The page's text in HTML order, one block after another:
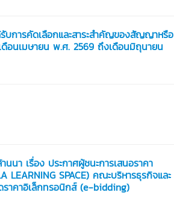
บการคัดเลือกและสาระสำคัญของสัญญาหรือ
อนเมษายน พ.ศ. 2569 ถึงเดือนมิถุนายน
นนา เรื่อง ประกาศผู้ชนะการเสนอราคา
SPACE) คณะบริหารธุรกิจและ
าคาอิเล็กทรอนิกส์ (e-bidding)